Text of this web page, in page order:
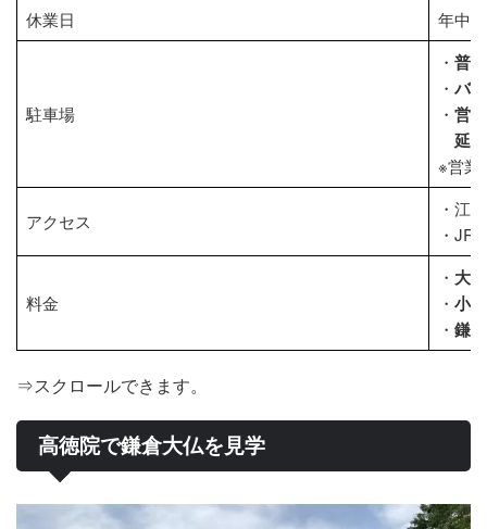
休業日 年中
駐車場
・ 普
・ バ
・ 営
延
※営業
アクセス
・江
・JR
料金
・ 大人
・ 小
・ 鎌
⇒スクロールできます。
高徳院で鎌倉大仏を見学